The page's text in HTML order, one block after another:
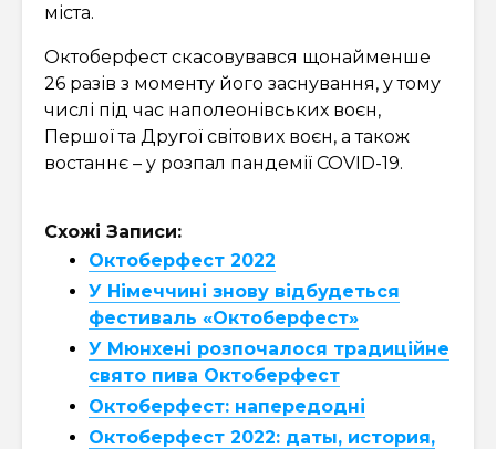
міста.
Октоберфест скасовувався щонайменше
26 разів з моменту його заснування, у тому
числі під час наполеонівських воєн,
Першої та Другої світових воєн, а також
востаннє – у розпал пандемії COVID-19.
Схожі Записи:
Октоберфест 2022
У Німеччині знову відбудеться
фестиваль «Октоберфест»
У Мюнхені розпочалося традиційне
свято пива Октоберфест
Октоберфест: напередодні
Октоберфест 2022: даты, история,